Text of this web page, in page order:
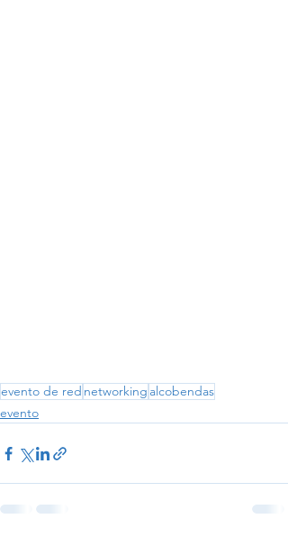
evento de red networking alcobendas
evento